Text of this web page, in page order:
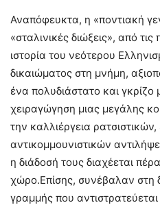
Αναπόφευκτα, η «ποντιακή
«σταλινικές διώξεις», από
ιστορία του νεότερου
δικαιώματος στη μνήμη,
ένα πολυδιάστατο και
χειραγώγηση μιας μεγάλης
την καλλιέργεια ρατσιστικών,
αντικομμουνιστικών
η διάδοσή τους διαχέεται
χώρο.Επίσης, συνέβαλαν στη
γραμμής που